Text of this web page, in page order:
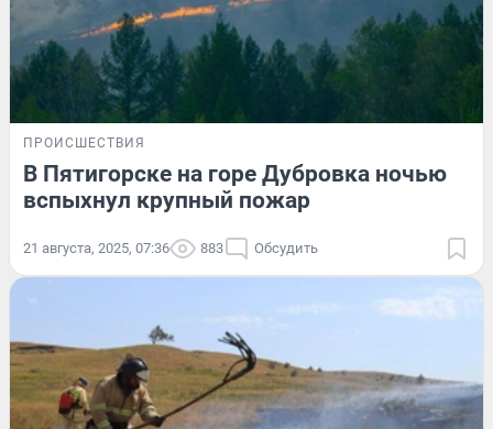
ПРОИСШЕСТВИЯ
В Пятигорске на горе Дубровка ночью
вспыхнул крупный пожар
21 августа, 2025, 07:36 883 Обсудить